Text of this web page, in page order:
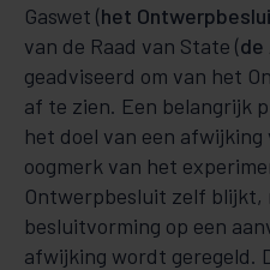
Gaswet (het
van de Raad van State (de
geadviseerd om van het
af te zien. Een belangrijk
het doel van een
oogmerk van het
Ontwerpbesluit zelf blijkt,
besluitvorming op een
afwijking wordt geregeld.